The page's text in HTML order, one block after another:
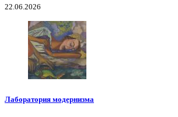
22.06.2026
Лаборатория модернизма